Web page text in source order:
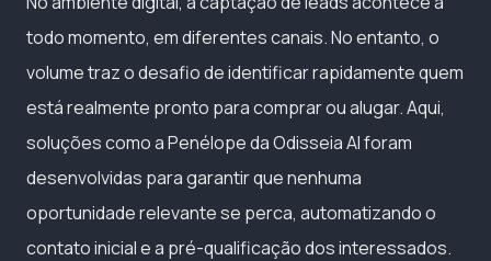
todo momento, em diferentes canais. No entanto, o
volume traz o desafio de identificar rapidamente quem
está realmente pronto para comprar ou alugar. Aqui,
soluções como a Penélope da Odisseia AI foram
desenvolvidas para garantir que nenhuma
oportunidade relevante se perca, automatizando o
contato inicial e a pré-qualificação dos interessados.